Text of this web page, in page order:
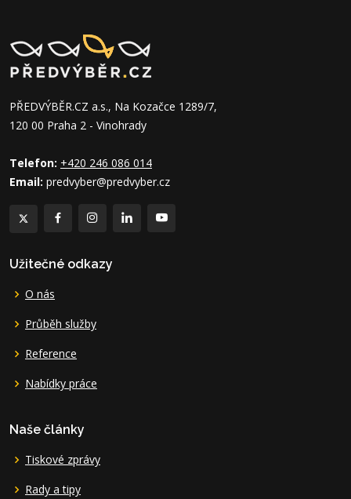
PŘEDVÝBĚR.CZ a.s., Na Kozačce 1289/7,
120 00 Praha 2 - Vinohrady
Telefon: +420 246 086 014
Email: predvyber@predvyber.cz
Užitečné odkazy
O nás
Průběh služby
Reference
Nabídky práce
Naše články
Tiskové zprávy
Rady a tipy